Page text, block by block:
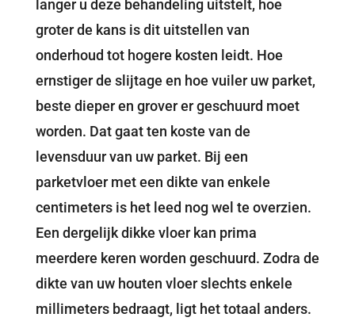
langer u deze behandeling uitstelt, hoe
groter de kans is dit uitstellen van
onderhoud tot hogere kosten leidt. Hoe
ernstiger de slijtage en hoe vuiler uw parket,
beste dieper en grover er geschuurd moet
worden. Dat gaat ten koste van de
levensduur van uw parket. Bij een
parketvloer met een dikte van enkele
centimeters is het leed nog wel te overzien.
Een dergelijk dikke vloer kan prima
meerdere keren worden geschuurd. Zodra de
dikte van uw houten vloer slechts enkele
millimeters bedraagt, ligt het totaal anders.